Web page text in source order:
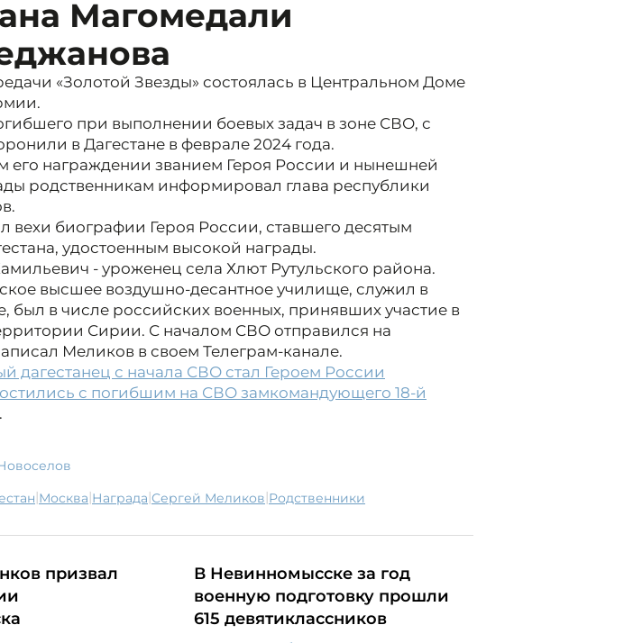
Магомедали
«Золотой Звезды» состоялась в Центральном Доме
при выполнении боевых задач в зоне СВО, с
в Дагестане в феврале 2024 года.
его награждении званием Героя России и нынешней
родственникам информировал глава республики
вехи биографии Героя России, ставшего десятым
удостоенным высокой награды.
- уроженец села Хлют Рутульского района.
высшее воздушно-десантное училище, служил в
был в числе российских военных, принявших участие в
Сирии. С началом СВО отправился на
Меликов в своем Телеграм-канале.
дагестанец с начала СВО стал Героем России
с погибшим на СВО замкомандующего 18-й
.
| Москва| награда| Сергей Меликов| родственники
призвал
В Невинномысске за год
военную подготовку прошли
615 девятиклассников